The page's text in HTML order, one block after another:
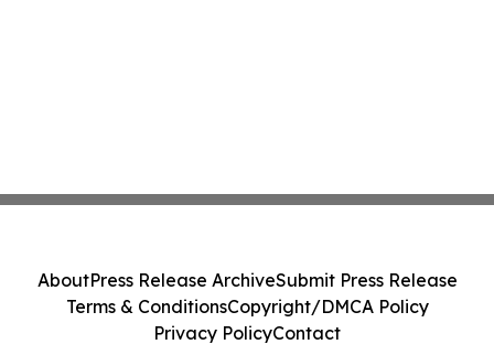
AboutPress Release ArchiveSubmit Press Release
Terms & ConditionsCopyright/DMCA Policy
Privacy PolicyContact